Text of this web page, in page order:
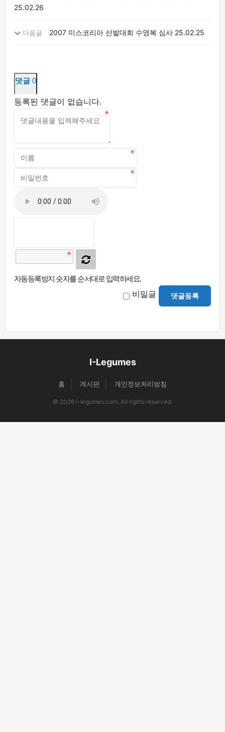
25.02.26
다음글 2007 미스코리아 선발대회 수영복 심사 25.02.25
댓글 0
등록된 댓글이 없습니다.
자동등록방지 숫자를 순서대로 입력하세요.
비밀글 댓글등록
I-Legumes
홈 게시판 개인정보처리방침
© 2026 i-legumes.com. All rights reserved.